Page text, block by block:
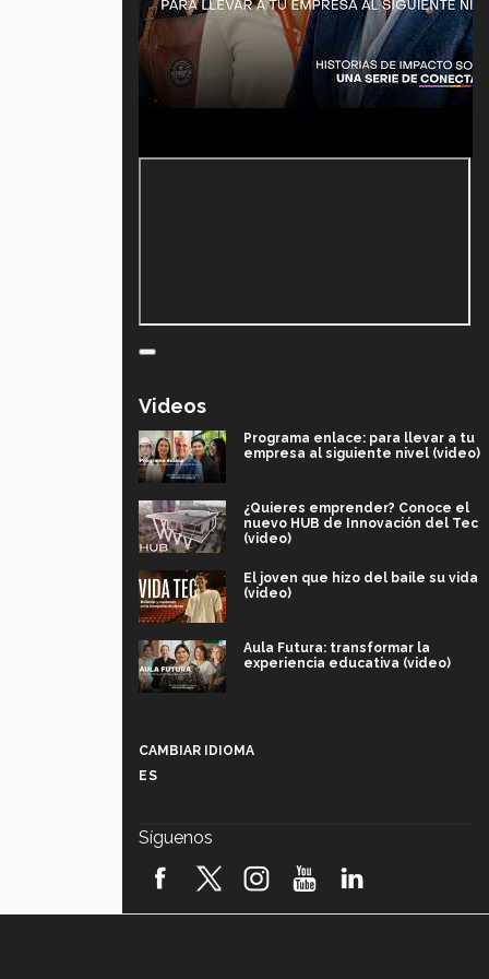
Videos
Programa enlace: para llevar a tu
empresa al siguiente nivel (video)
¿Quieres emprender? Conoce el
nuevo HUB de Innovación del Tec
(video)
El joven que hizo del baile su vida
(video)
Aula Futura: transformar la
experiencia educativa (video)
robótica FIRST 2026! (video)
CAMBIAR IDIOMA
ES
Síguenos